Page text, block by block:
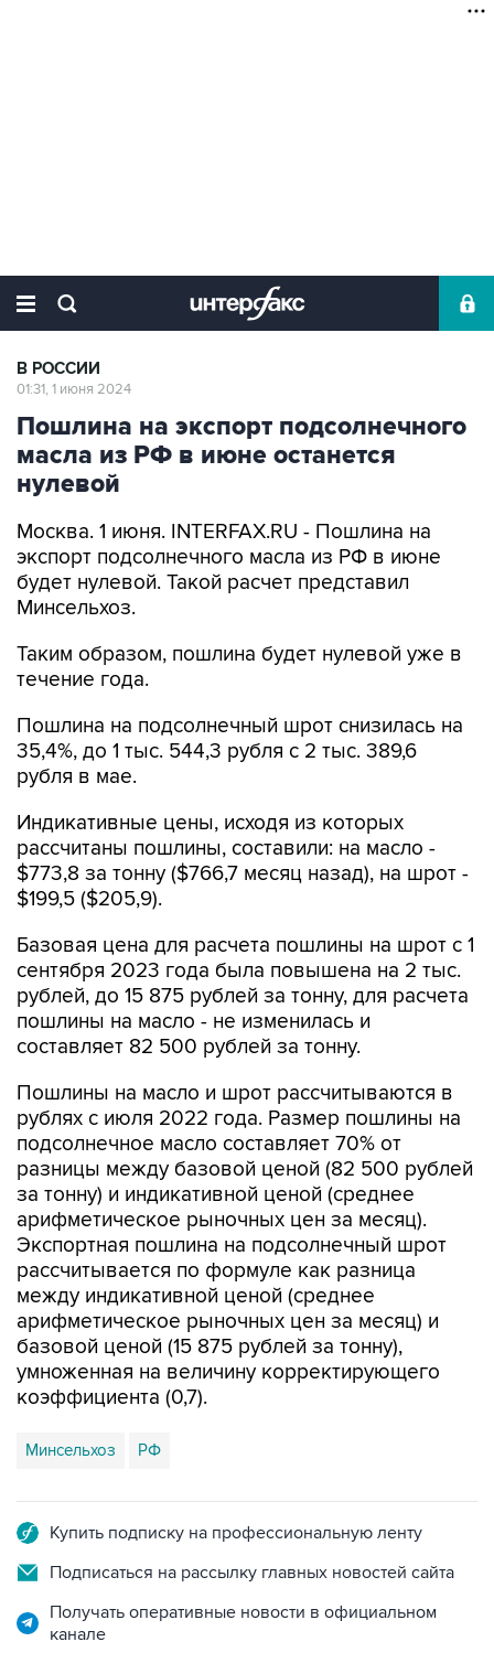
В РОССИИ
01:31, 1 июня 2024
Пошлина на экспорт подсолнечного
масла из РФ в июне останется
нулевой
Москва. 1 июня. INTERFAX.RU - Пошлина на
экспорт подсолнечного масла из РФ в июне
будет нулевой. Такой расчет представил
Минсельхоз.
Таким образом, пошлина будет нулевой уже в
течение года.
Пошлина на подсолнечный шрот снизилась на
35,4%, до 1 тыс. 544,3 рубля с 2 тыс. 389,6
рубля в мае.
Индикативные цены, исходя из которых
рассчитаны пошлины, составили: на масло -
$773,8 за тонну ($766,7 месяц назад), на шрот -
$199,5 ($205,9).
Базовая цена для расчета пошлины на шрот с 1
сентября 2023 года была повышена на 2 тыс.
рублей, до 15 875 рублей за тонну, для расчета
пошлины на масло - не изменилась и
составляет 82 500 рублей за тонну.
Пошлины на масло и шрот рассчитываются в
рублях с июля 2022 года. Размер пошлины на
подсолнечное масло составляет 70% от
разницы между базовой ценой (82 500 рублей
за тонну) и индикативной ценой (среднее
арифметическое рыночных цен за месяц).
Экспортная пошлина на подсолнечный шрот
рассчитывается по формуле как разница
между индикативной ценой (среднее
арифметическое рыночных цен за месяц) и
базовой ценой (15 875 рублей за тонну),
умноженная на величину корректирующего
коэффициента (0,7).
Минсельхоз РФ
Купить подписку на профессиональную ленту
Подписаться на рассылку главных новостей сайта
Получать оперативные новости в официальном
канале